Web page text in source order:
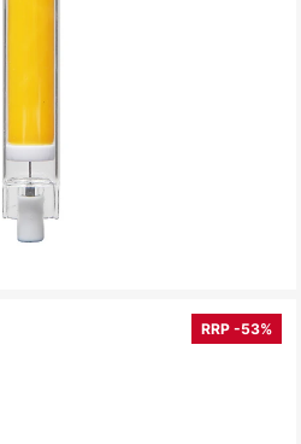
RRP -53%